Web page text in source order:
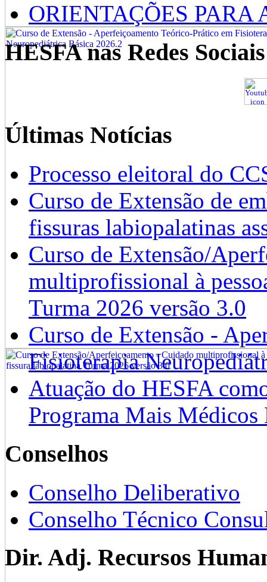
ORIENTAÇÕES PARA
HESFA nas Redes Sociais
Últimas Notícias
Processo eleitoral do
Curso de Extensão de
fissuras labiopalatinas
Curso de Extensão/
multiprofissional à
Turma 2026 versão 3.0
Curso de Extensão -
Fisioterapia
Atuação do HESFA
Programa Mais
Conselhos
Conselho Deliberativo
Conselho Técnico
Dir. Adj. Recursos